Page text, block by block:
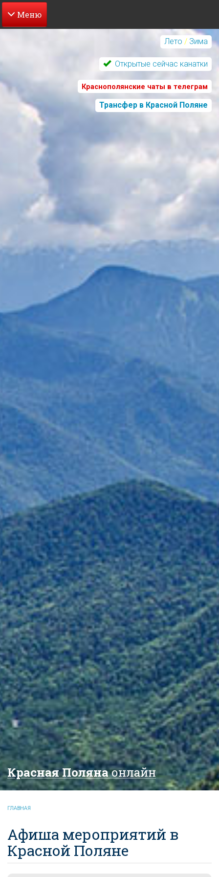
Перейти
содержанию
Лето / Зима
Открытые сейчас канатки
Краснополянские чаты в телеграм
Трансфер в Красной Поляне
Красная Полянаонлайн
ГЛАВНАЯ
Афиша мероприятий в
Красной Поляне